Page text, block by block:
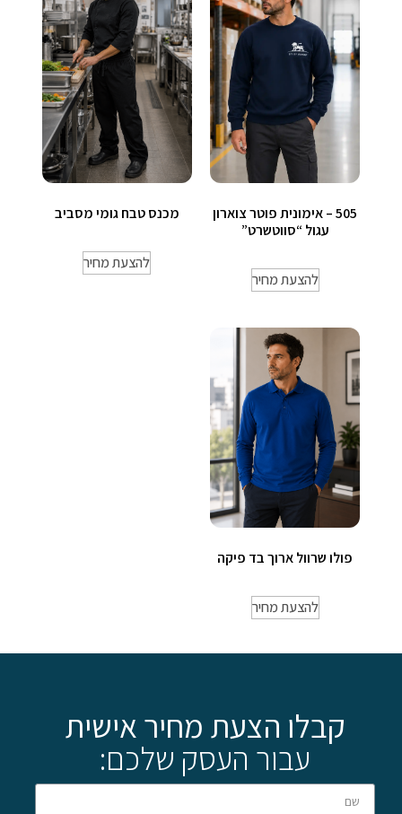
505 – אימונית פוטר צוארון
עגול “סווטשרט”
להצעת מחיר
מכנס טבח גומי מסביב
להצעת מחיר
פולו שרוול ארוך בד פיקה
להצעת מחיר
קבלו הצעת מחיר אישית
עבור העסק שלכם: